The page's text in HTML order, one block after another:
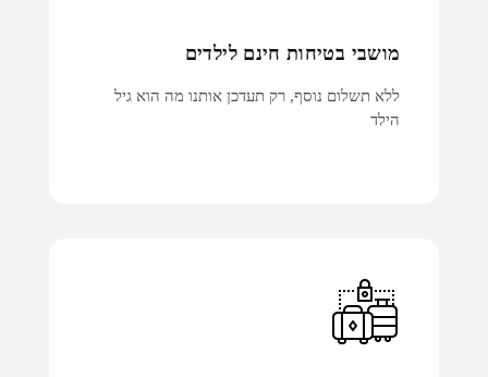
מושבי בטיחות חינם לילדים
ללא תשלום נוסף, רק תעדכן אותנו מה הוא גיל
הילד